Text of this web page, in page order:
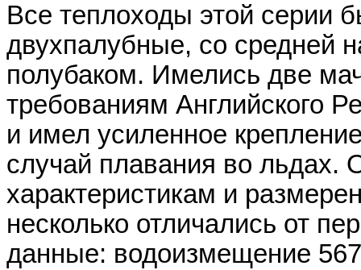
Все теплоходы этой серии
двухпалубные, со средней
полубаком. Имелись две
требованиям Английского
и имел усиленное
случай плавания во льдах.
характеристикам и
несколько отличались от
данные: водоизмещение